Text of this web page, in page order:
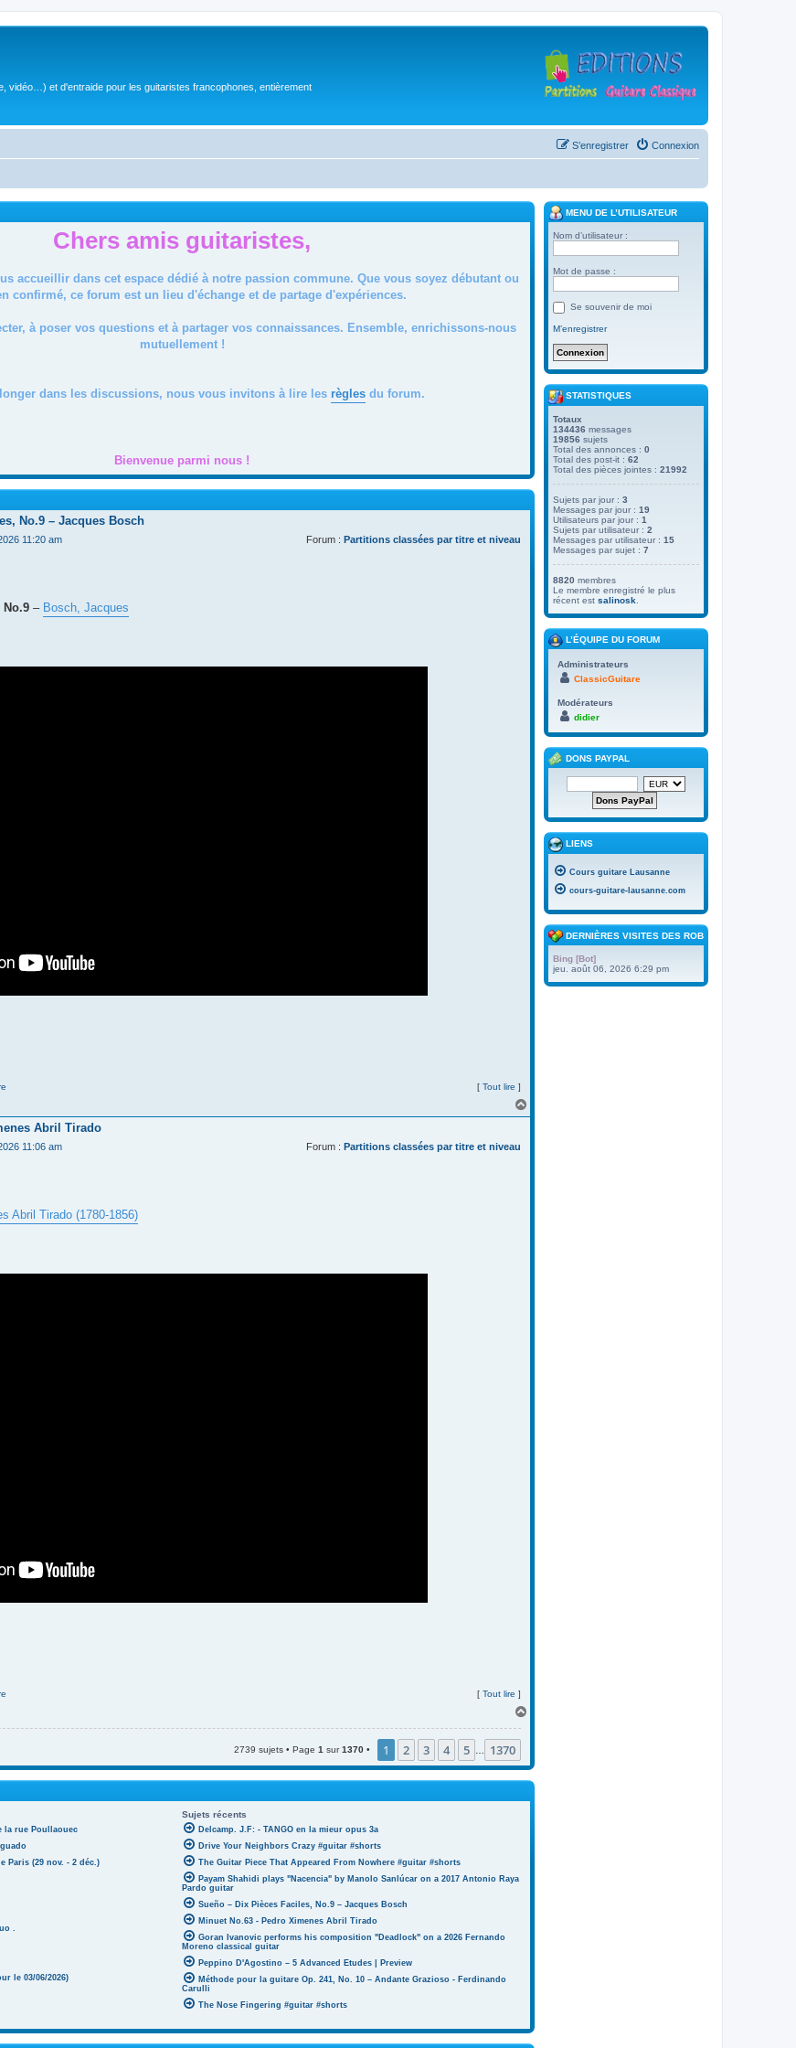
vidéo…) et d'entraide pour les guitaristes francophones, entièrement
Connexion
S’enregistrer
Chers amis guitaristes,
accueillir dans cet espace dédié à notre passion commune. Que vous soyez débutant ou
confirmé, ce forum est un lieu d'échange et de partage d'expériences.
à poser vos questions et à partager vos connaissances. Ensemble, enrichissons-nous
mutuellement !
dans les discussions, nous vous invitons à lire les règles du forum.
Bienvenue parmi nous !
No.9 – Jacques Bosch
11:20 am Forum : Partitions classées par titre et niveau
No.9 – Bosch, Jacques
[ Tout lire ]
a
Abril Tirado
11:06 am Forum : Partitions classées par titre et niveau
Abril Tirado (1780-1856)
[ Tout lire ]
2739 sujets • Page 1 sur1370 • 1 2 3 4 5 1370
Sujets récents
la rue Poullaouec
Paris (29 nov. - 2 déc.)
.
le 03/06/2026)
Delcamp. J.F: - TANGO en la mieur opus 3a
Drive Your Neighbors Crazy #guitar #shorts
The Guitar Piece That Appeared From Nowhere #guitar #shorts
Payam Shahidi plays "Nacencia" by Manolo Sanlúcar on a 2017 Antonio Raya
Pardo guitar
Sueño – Dix Pièces Faciles, No.9 – Jacques Bosch
Minuet No.63 - Pedro Ximenes Abril Tirado
Goran Ivanovic performs his composition "Deadlock" on a 2026 Fernando
Moreno classical guitar
Peppino D'Agostino – 5 Advanced Etudes | Preview
Méthode pour la guitare Op. 241, No. 10 – Andante Grazioso - Ferdinando
Carulli
The Nose Fingering #guitar #shorts
MENU DE L’UTILISATEUR
Nom d’utilisateur :
Mot de passe :
Se souvenir de moi
M’enregistrer
STATISTIQUES
Totaux
134436 messages
19856 sujets
Total des annonces : 0
Total des post-it : 62
Total des pièces jointes : 21992
Sujets par jour : 3
Messages par jour : 19
Utilisateurs par jour : 1
Sujets par utilisateur : 2
Messages par utilisateur : 15
Messages par sujet : 7
8820 membres
Le membre enregistré le plus
récent est salinosk
L’ÉQUIPE DU FORUM
Administrateurs
ClassicGuitare
Modérateurs
didier
DONS PAYPAL
LIENS
Cours guitare Lausanne
cours-guitare-lausanne.com
DERNIÈRES VISITES DES ROBOTS
Bing [Bot]
jeu. août 06, 2026 6:29 pm